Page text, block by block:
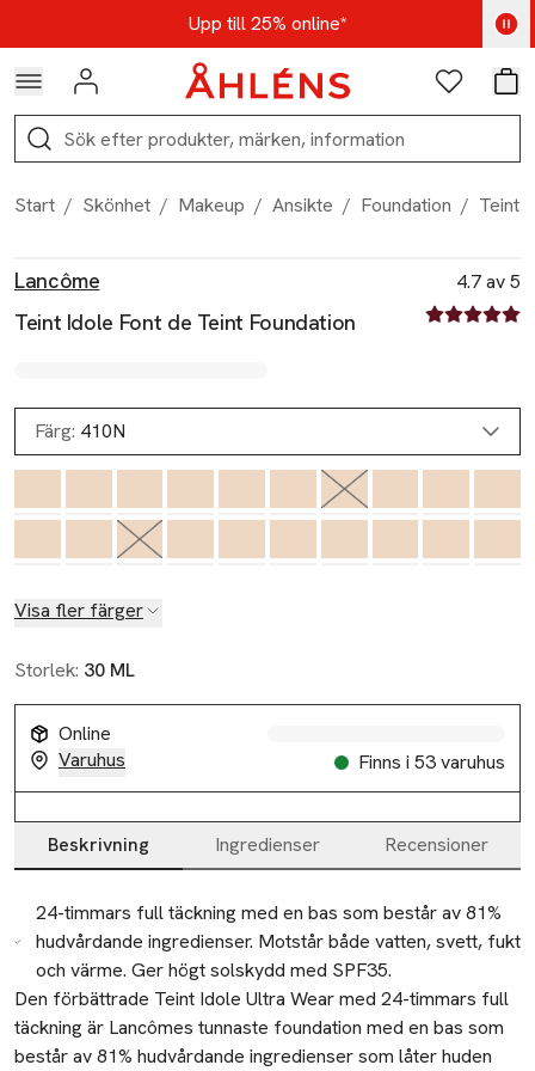
Hoppa till navigationsmenynUpp till 25% online*
Kod: AUG25 - Shoppa nu
Logga in Favoriter
Sök
Start / Skönhet / Makeup / Ansikte / Foundation / Teint
Lancôme
Teint Idole Font de Teint Foundation
4.7 av 5
4.7 av fem
Färg: 410N
Slut i lager
Slut i lager
Visa fler färger
Storlek: 30 ML
Online
Varuhus
Finns i 53 varuhus
Beskrivning Ingredienser Recensioner
Beskrivning
24-timmars full täckning med en bas som består av 81%
hudvårdande ingredienser. Motstår både vatten, svett, fukt
och värme. Ger högt solskydd med SPF35.
Den förbättrade Teint Idole Ultra Wear med 24-timmars full
täckning är Lancômes tunnaste foundation med en bas som
består av 81% hudvårdande ingredienser som låter huden